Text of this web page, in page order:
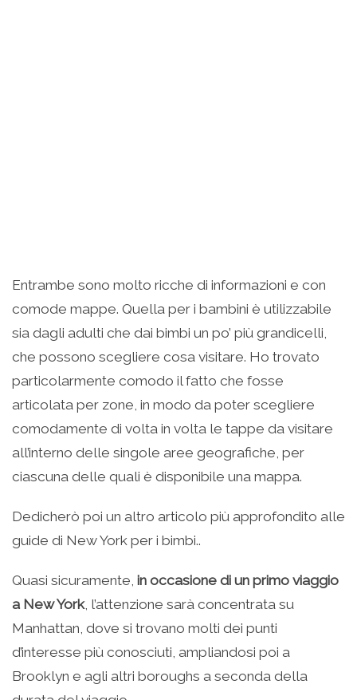
Entrambe sono molto ricche di informazioni e con
comode mappe. Quella per i bambini è utilizzabile
sia dagli adulti che dai bimbi un po’ più grandicelli,
che possono scegliere cosa visitare. Ho trovato
particolarmente comodo il fatto che fosse
articolata per zone, in modo da poter scegliere
comodamente di volta in volta le tappe da visitare
all’interno delle singole aree geografiche, per
ciascuna delle quali è disponibile una mappa.
Dedicherò poi un altro articolo più approfondito alle
guide di New York per i bimbi..
Quasi sicuramente, in occasione di un primo viaggio
a New York, l’attenzione sarà concentrata su
Manhattan, dove si trovano molti dei punti
d’interesse più conosciuti, ampliandosi poi a
Brooklyn e agli altri boroughs a seconda della